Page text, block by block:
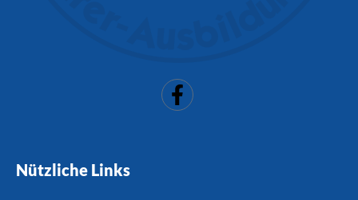
Nützliche Links